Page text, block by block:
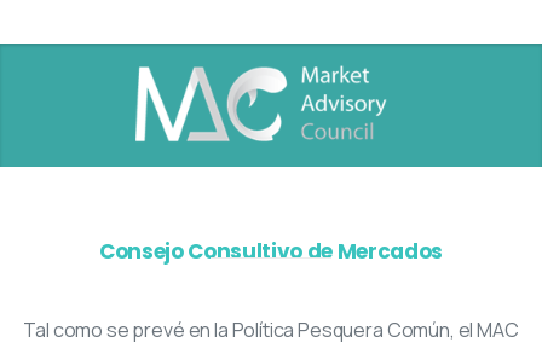
Consejo Consultivo de Mercados
Tal como se prevé en la Política Pesquera Común, el MAC